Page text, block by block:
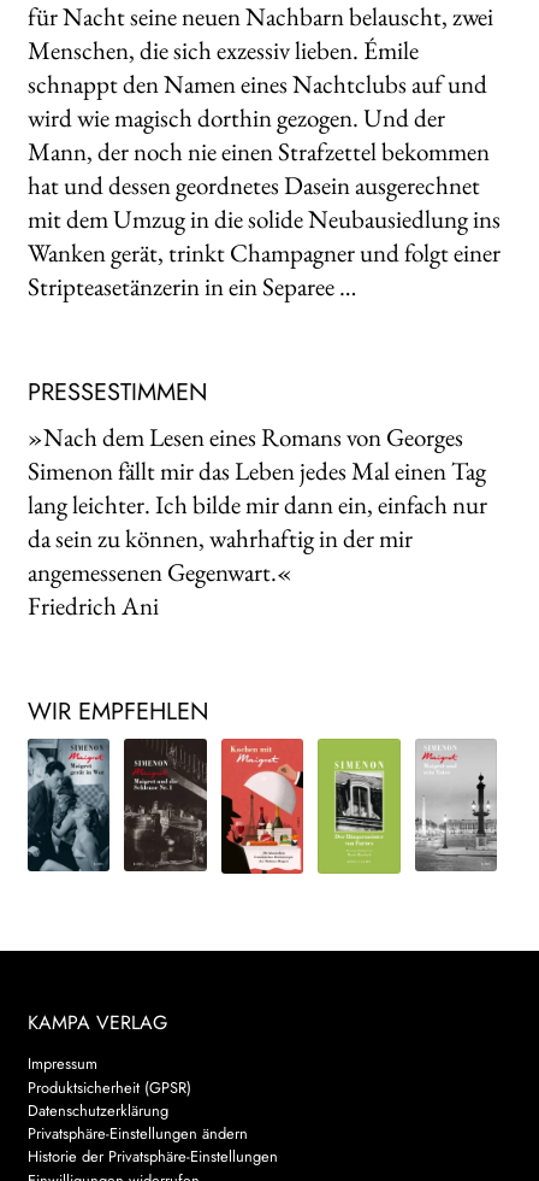
für Nacht seine neuen Nachbarn belauscht, zwei
Menschen, die sich exzessiv lieben. Émile
schnappt den Namen eines Nachtclubs auf und
wird wie magisch dorthin gezogen. Und der
Mann, der noch nie einen Strafzettel bekommen
hat und dessen geordnetes Dasein ausgerechnet
mit dem Umzug in die solide Neubausiedlung ins
Wanken gerät, trinkt Champagner und folgt einer
Stripteasetänzerin in ein Separee …
PRESSESTIMMEN
»Nach dem Lesen eines Romans von Georges
Simenon fällt mir das Leben jedes Mal einen Tag
lang leichter. Ich bilde mir dann ein, einfach nur
da sein zu können, wahrhaftig in der mir
angemessenen Gegenwart.«
Friedrich Ani
WIR EMPFEHLEN
KAMPA VERLAG
Impressum
Produktsicherheit (GPSR)
Datenschutzerklärung
Privatsphäre-Einstellungen ändern
Historie der Privatsphäre-Einstellungen